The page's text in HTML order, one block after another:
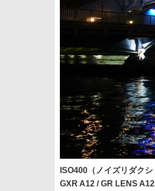
ISO400（ノイズリダクシ
GXR A12 / GR LENS